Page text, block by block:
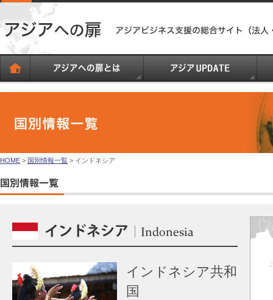
HOME > 国別情報一覧 > インドネシア
インドネシア共和
国